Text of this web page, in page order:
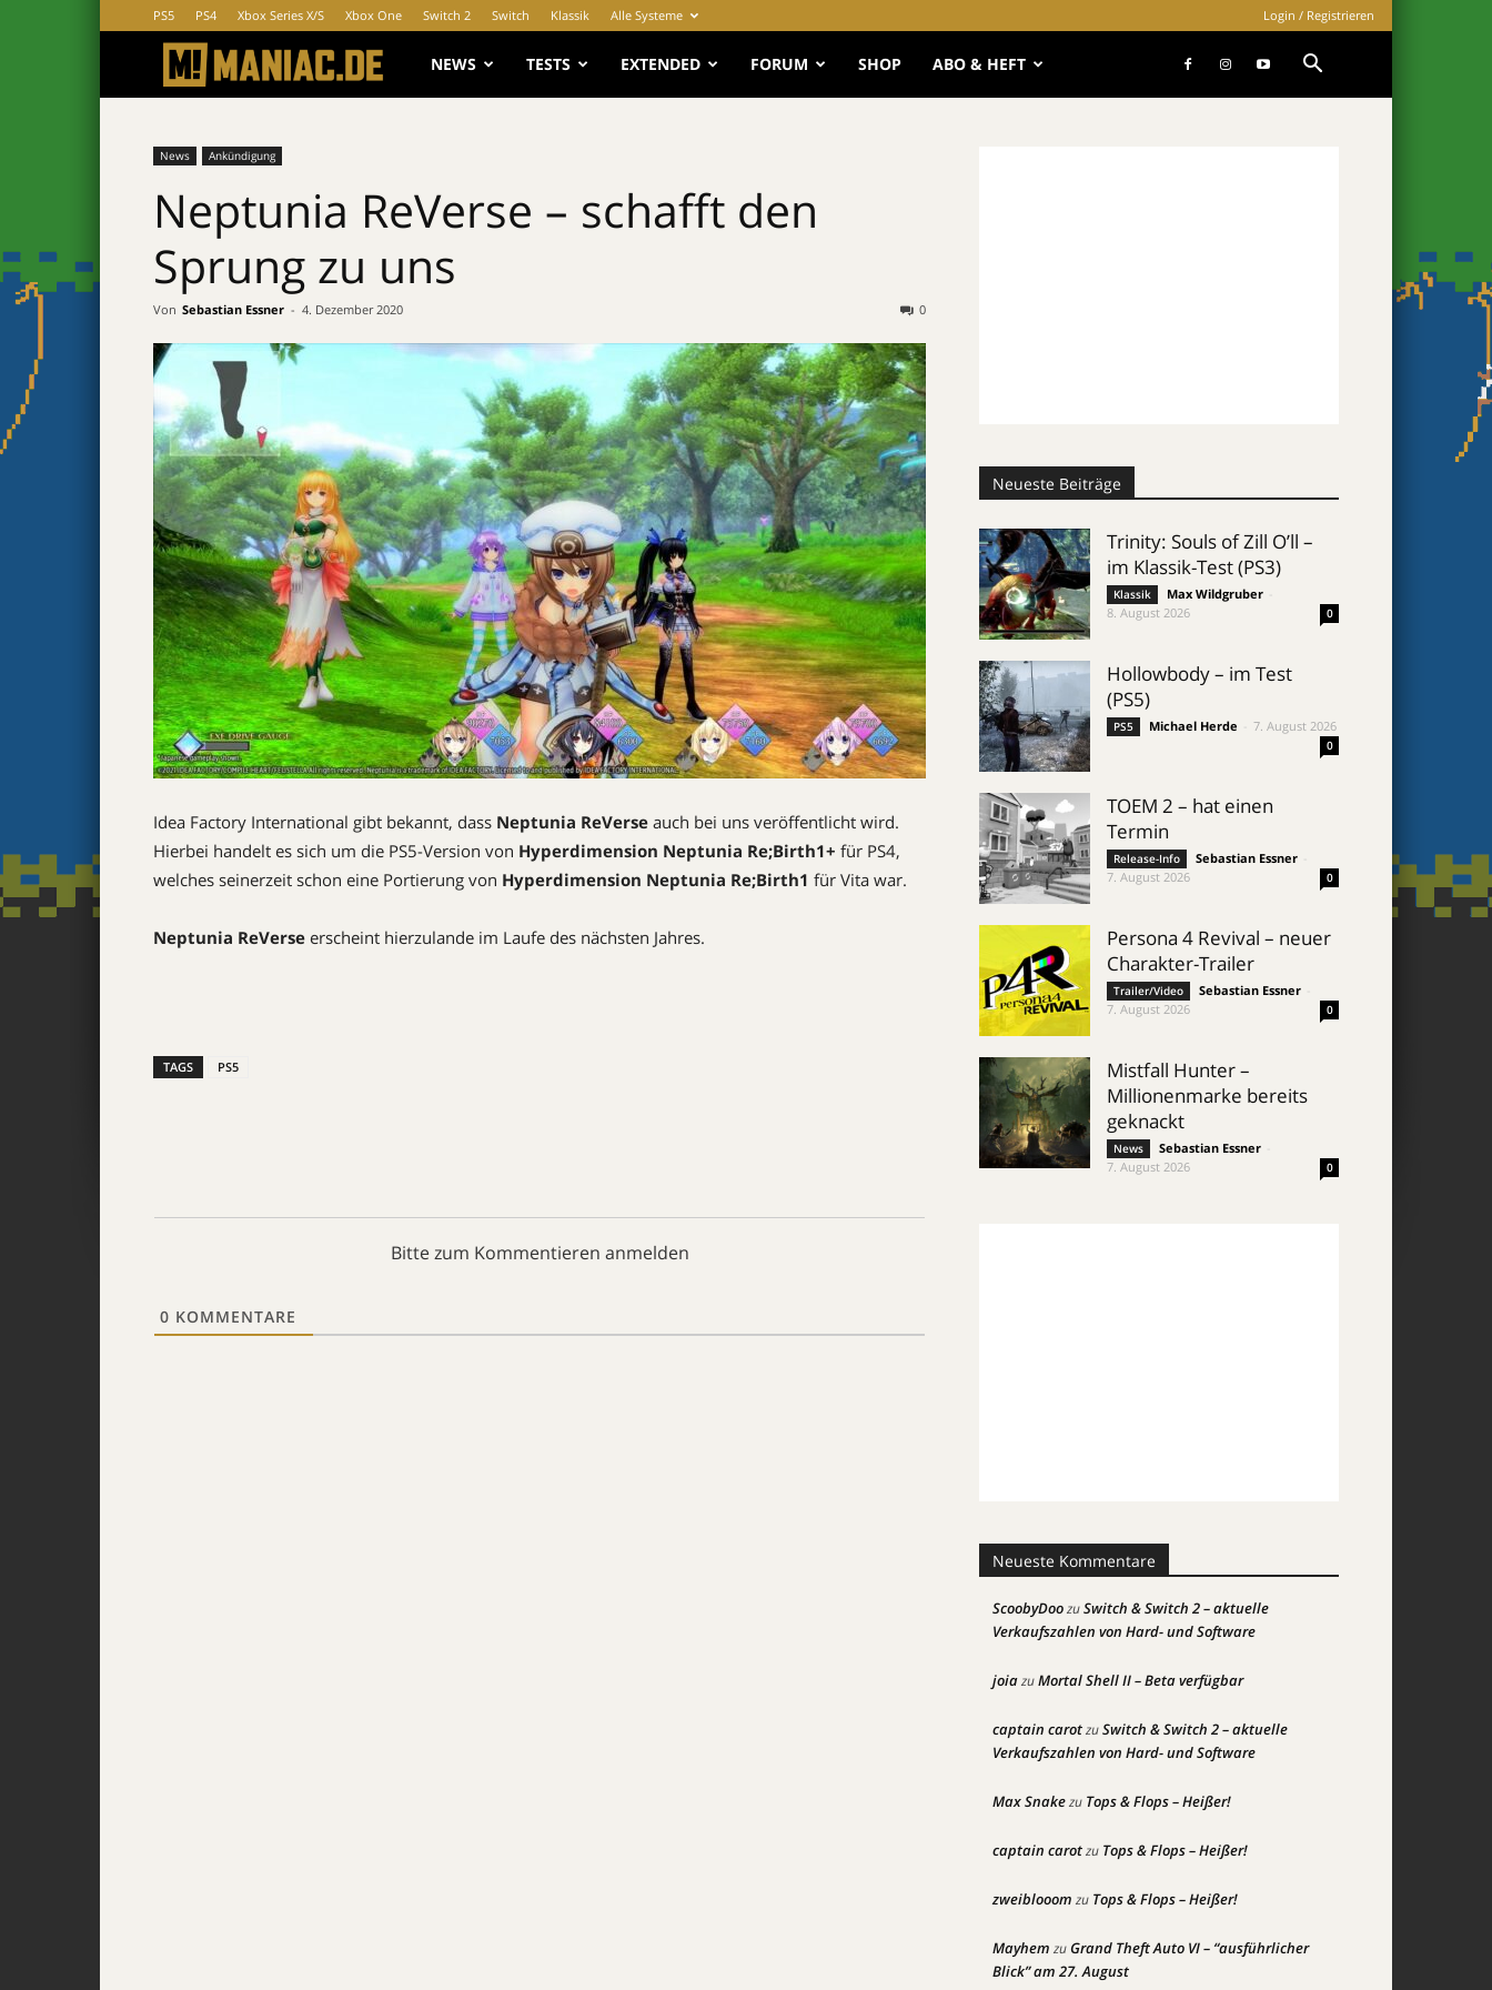
PS5 PS4 Xbox Series X/S Xbox One Switch 2 Switch Klassik Alle Systeme Login / Registrieren
MANIAC.de
NEWS TESTS EXTENDED FORUM SHOP ABO & HEFT
News Ankündigung
Neptunia ReVerse – schafft den
Sprung zu uns
Von Sebastian Essner - 4. Dezember 2020 0
Idea Factory International gibt bekannt, dass Neptunia ReVerse auch bei uns veröffentlicht wird.
Hierbei handelt es sich um die PS5-Version von Hyperdimension Neptunia Re;Birth1+ für PS4,
welches seinerzeit schon eine Portierung von Hyperdimension Neptunia Re;Birth1 für Vita war.
Neptunia ReVerse erscheint hierzulande im Laufe des nächsten Jahres.
TAGS PS5
Bitte zum Kommentieren anmelden
0 KOMMENTARE
Neueste Beiträge
Trinity: Souls of Zill O’ll –
im Klassik-Test (PS3)
Klassik Max Wildgruber
8. August 2026
0
Hollowbody – im Test
(PS5)
PS5 Michael Herde 7. August 2026
0
TOEM 2 – hat einen
Termin
Release-Info Sebastian Essner
7. August 2026
0
Persona 4 Revival – neuer
Charakter-Trailer
Trailer/Video Sebastian Essner
7. August 2026
0
Mistfall Hunter –
Millionenmarke bereits
geknackt
News Sebastian Essner
7. August 2026
0
Neueste Kommentare
ScoobyDoozuSwitch & Switch 2 – aktuelle
Verkaufszahlen von Hard- und Software
joiazuMortal Shell II – Beta verfügbar
captain carotzuSwitch & Switch 2 – aktuelle
Verkaufszahlen von Hard- und Software
Max Snakezu Tops & Flops – Heißer!
captain carotzu Tops & Flops – Heißer!
zweiblooom zu Tops & Flops – Heißer!
Mayhem zuGrand Theft Auto VI – “ausführlicher
Blick” am 27. August